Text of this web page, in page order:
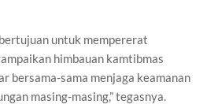
untuk mempererat
himbauan kamtibmas
bersama-sama menjaga keamanan
masing-masing,” tegasnya.